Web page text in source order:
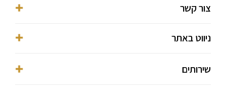
צור קשר
053-3016038⁩
מגדלי בסר, פתח תקווה, מגדל Y, השחם 3
ניווט באתר
דף הבית
שירותים